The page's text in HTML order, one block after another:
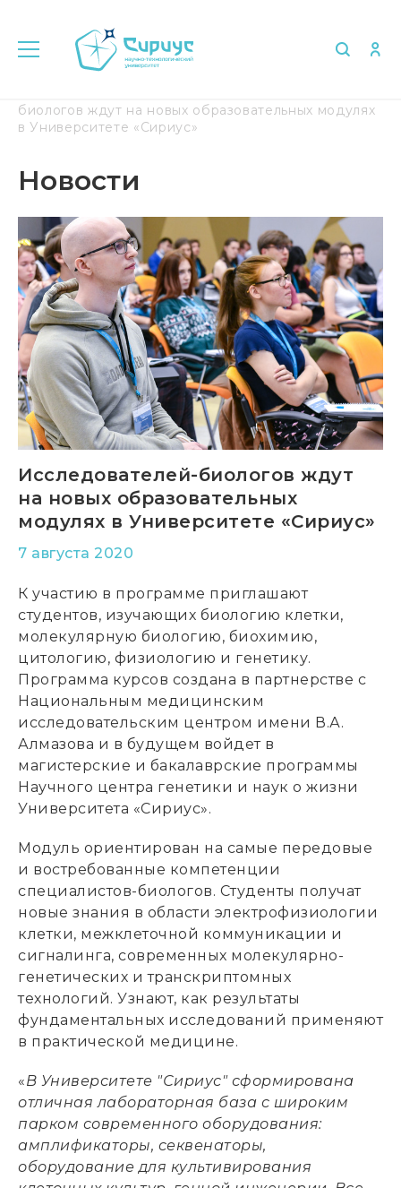
биологов ждут на новых образовательных модулях
в Университете «Сириус»
Новости
Исследователей-биологов ждут
на новых образовательных
модулях в Университете «Сириус»
7 августа 2020
К участию в программе приглашают
студентов, изучающих биологию клетки,
молекулярную биологию, биохимию,
цитологию, физиологию и генетику.
Программа курсов создана в партнерстве с
Национальным медицинским
исследовательским центром имени В.А.
Алмазова и в будущем войдет в
магистерские и бакалаврские программы
Научного центра генетики и наук о жизни
Университета «Сириус».
Модуль ориентирован на самые передовые
и востребованные компетенции
специалистов-биологов. Студенты получат
новые знания в области электрофизиологии
клетки, межклеточной коммуникации и
сигналинга, современных молекулярно-
генетических и транскриптомных
технологий. Узнают, как результаты
фундаментальных исследований применяют
в практической медицине.
«В Университете "Сириус" сформирована
отличная лабораторная база с широким
парком современного оборудования:
амплификаторы, секвенаторы,
оборудование для культивирования